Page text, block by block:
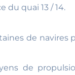
du quai 13 / 14.
de
de